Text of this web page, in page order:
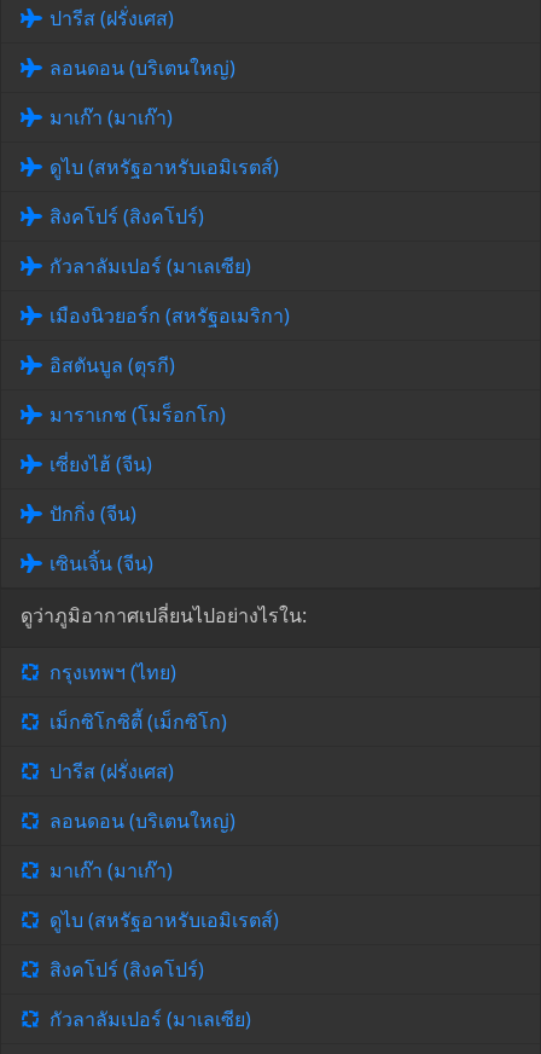
ปารีส (ฝรั่งเศส)
ลอนดอน (บริเตนใหญ่)
มาเก๊า (มาเก๊า)
ดูไบ (สหรัฐอาหรับเอมิเรตส์)
สิงคโปร์ (สิงคโปร์)
กัวลาลัมเปอร์ (มาเลเซีย)
เมืองนิวยอร์ก (สหรัฐอเมริกา)
อิสตันบูล (ตุรกี)
มาราเกช (โมร็อกโก)
เซี่ยงไฮ้ (จีน)
ปักกิ่ง (จีน)
เซินเจิ้น (จีน)
ดูว่าภูมิอากาศเปลี่ยนไปอย่างไรใน:
กรุงเทพฯ (ไทย)
เม็กซิโกซิตี้ (เม็กซิโก)
ปารีส (ฝรั่งเศส)
ลอนดอน (บริเตนใหญ่)
มาเก๊า (มาเก๊า)
ดูไบ (สหรัฐอาหรับเอมิเรตส์)
สิงคโปร์ (สิงคโปร์)
กัวลาลัมเปอร์ (มาเลเซีย)